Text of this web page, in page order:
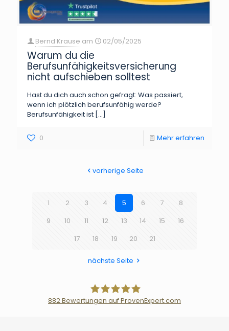
Bernd Krause am 02/05/2025
Warum du die
Berufsunfähigkeitsversicherung
nicht aufschieben solltest
Hast du dich auch schon gefragt: Was passiert,
wenn ich plötzlich berufsunfähig werde?
Berufsunfähigkeit ist […]
0 Mehr erfahren
vorherige Seite
1 2 3 4 5 6 7
8
9
10 11 12 13 14 15
16
17
18 19 20 21
nächste Seite
882Bewertungen auf ProvenExpert.com